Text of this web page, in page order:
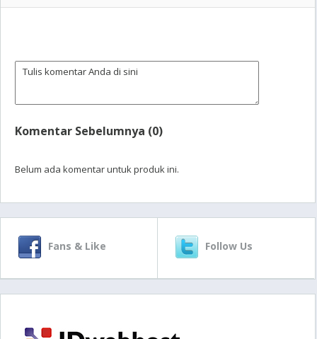
Komentar Sebelumnya (0)
Belum ada komentar untuk produk ini.
Fans & Like Follow Us